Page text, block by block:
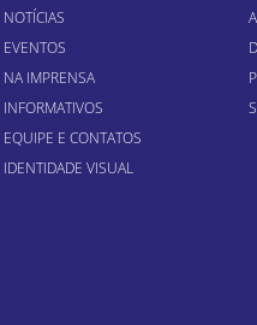
NOTÍCIAS
EVENTOS
NA IMPRENSA
INFORMATIVOS
EQUIPE E CONTATOS
IDENTIDADE VISUAL